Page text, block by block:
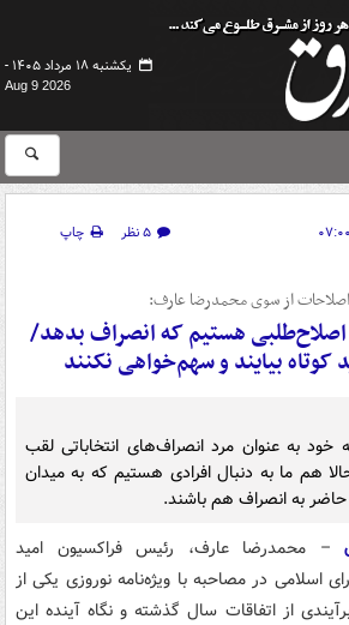
یکشنبه ۱۸ مرداد ۱۴۰۵ -
Aug 9 2026
۵ نظر
چاپ
از سوی محمدرضا عارف:
اصلاح‌طلبی هستیم که انصراف بدهد/
کوتاه بیایند و سهم‌خواهی نکنند
خود به عنوان مرد انصراف‌های انتخاباتی لقب
هم ما به دنبال افرادی هستیم که به میدان
حاضر به انصراف هم باشند.
– محمدرضا عارف، رئیس فراکسیون امید
اسلامی در مصاحبه با ویژه‌نامه نوروزی یکی از
از اتفاقات سال گذشته و نگاه آینده این